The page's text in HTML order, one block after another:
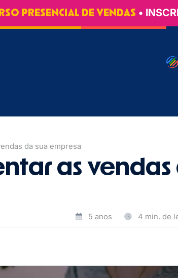
PRESENCIAL DE VENDAS •
da sua empresa
as vendas
5 anos 4 min. de